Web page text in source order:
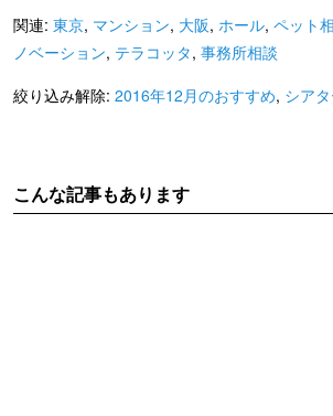
関連: 東京, マンション, 大阪, ホール, ペット
ノベーション, テラコッタ, 事務所相談
絞り込み解除: 2016年12月のおすすめ, シア
こんな記事もあります